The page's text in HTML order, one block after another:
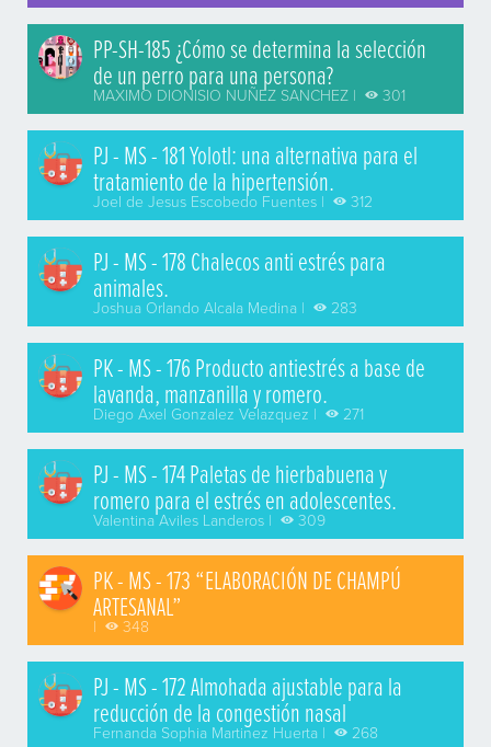
PP-SH-185 ¿Cómo se determina la selección
de un perro para una persona?
MAXIMO DIONISIO NUÑEZ SANCHEZ | 301
PJ - MS - 181 Yolotl: una alternativa para el
tratamiento de la hipertensión.
Joel de Jesus Escobedo Fuentes | 312
PJ - MS - 178 Chalecos anti estrés para
animales.
Joshua Orlando Alcala Medina | 283
PK - MS - 176 Producto antiestrés a base de
lavanda, manzanilla y romero.
Diego Axel Gonzalez Velazquez | 271
PJ - MS - 174 Paletas de hierbabuena y
romero para el estrés en adolescentes.
Valentina Aviles Landeros | 309
PK - MS - 173 “ELABORACIÓN DE CHAMPÚ
ARTESANAL”
| 348
PJ - MS - 172 Almohada ajustable para la
reducción de la congestión nasal
Fernanda Sophia Martinez Huerta | 268